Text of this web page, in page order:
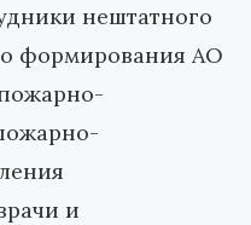
нештатного
формирования АО
и